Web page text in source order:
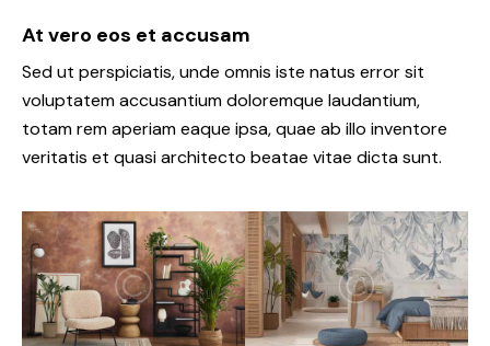
At vero eos et accusam
Sed ut perspiciatis, unde omnis iste natus error sit
voluptatem accusantium doloremque laudantium,
totam rem aperiam eaque ipsa, quae ab illo inventore
veritatis et quasi architecto beatae vitae dicta sunt.